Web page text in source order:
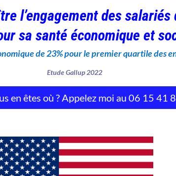
l’engagement des
sa santé économique et
de 23% pour le premier quartile des
Etude Gallup 2022
en êtes où ? Appelez moi au 06 15 41